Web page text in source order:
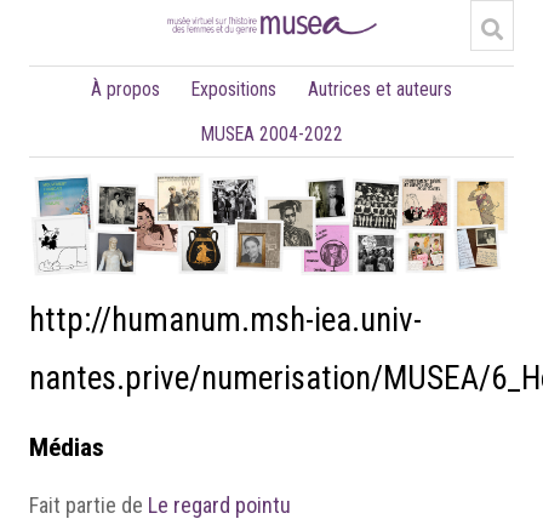
À propos Expositions
Autrices et auteurs
MUSEA 2004-2022
http://humanum.msh-iea.univ-
nantes.prive/numerisation/MUSEA/
Médias
Fait partie de Le regard pointu